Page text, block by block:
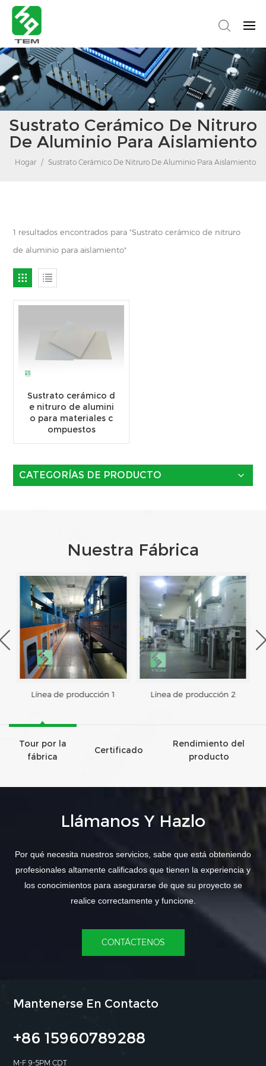
Sustrato Cerámico De Nitruro
De Aluminio Para Aislamiento
Hogar / Sustrato Cerámico De Nitruro De Aluminio Para Aislamiento
1 resultados encontrados para "Sustrato cerámico de nitruro
de aluminio para aislamiento"
Sustrato cerámico d
e nitruro de alumini
o para materiales c
ompuestos
CATEGORÍAS DE PRODUCTO
Nuestra Fábrica
Línea de producción 1 Línea de producción 2
Tour por la
fábrica
Certificado
Rendimiento del
producto
Llámanos Y Hazlo
Por qué necesita nuestros servicios, sabe que está obteniendo
profesionales altamente calificados que tienen la experiencia y
los conocimientos para asegurarse de que su proyecto se
realice correctamente y funcione.
CONTÁCTENOS
Mantenerse En Contacto
+86 15960789288
M-F 9-5PM CDT